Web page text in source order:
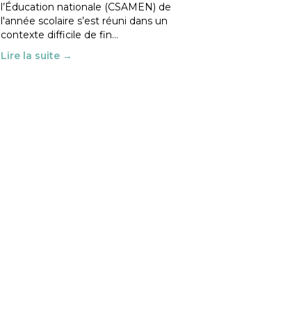
l’Éducation nationale (CSAMEN) de
l'année scolaire s’est réuni dans un
contexte difficile de fin…
Lire la suite →